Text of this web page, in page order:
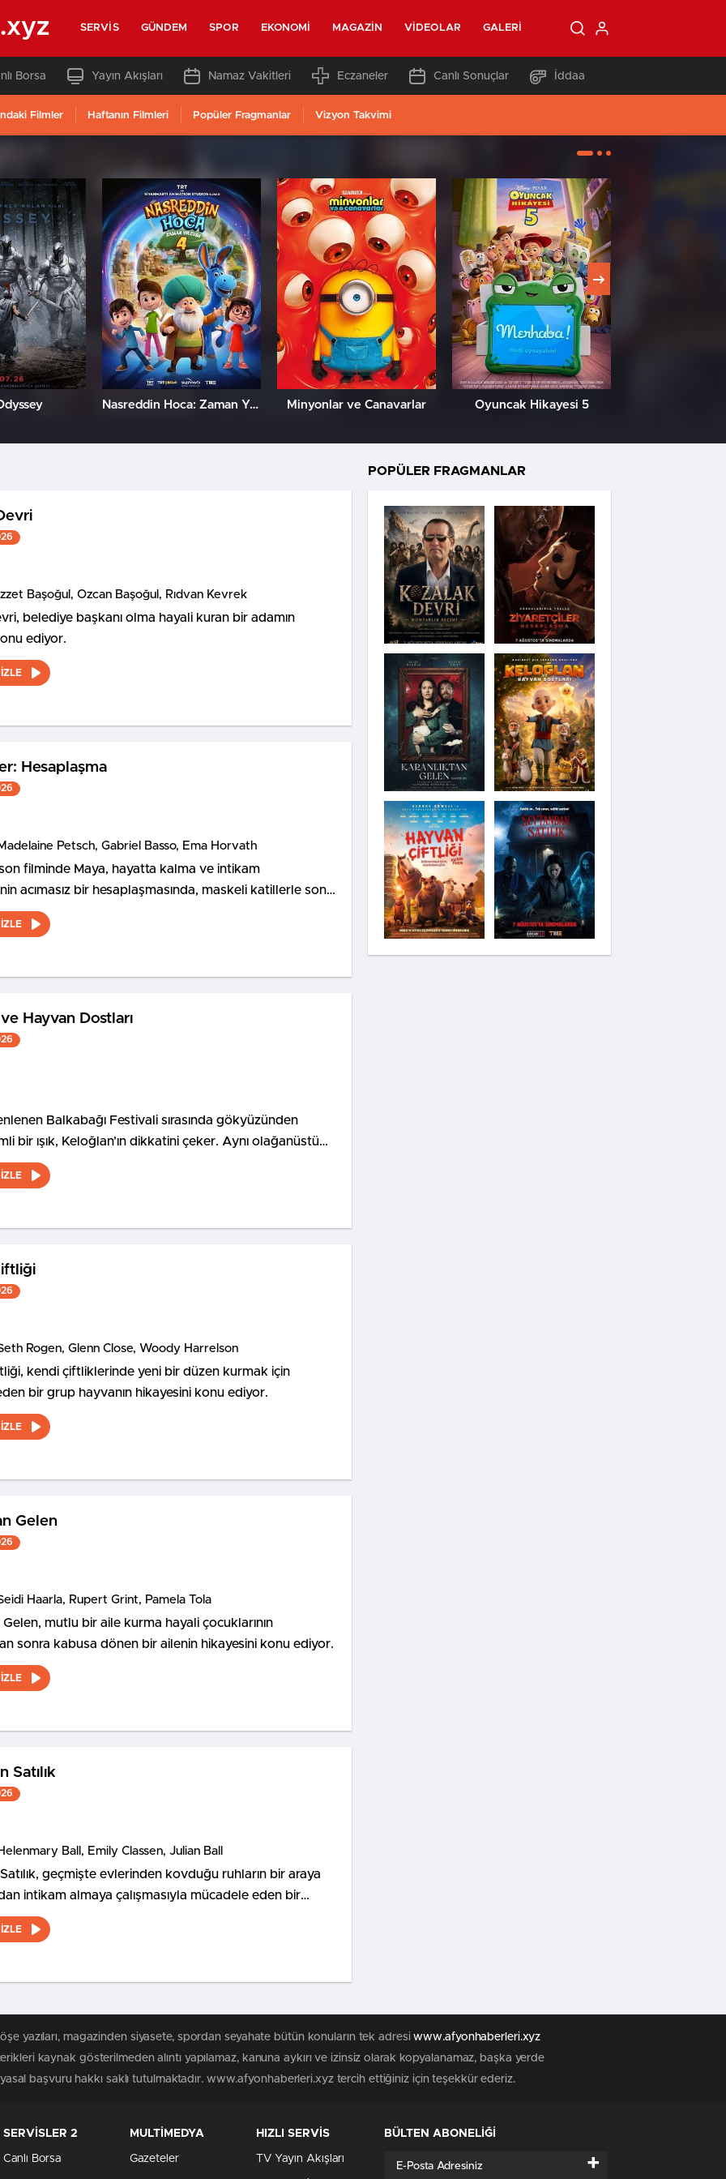
SERVIS GÜNDEM SPOR EKONOMI MAGAZIN VIDEOLAR GALERI
Borsa Yayın Akışları Namaz Vakitleri Eczaneler Canlı Sonuçlar İddaa
Filmler Haftanın Filmleri Popüler Fragmanlar Vizyon Takvimi
Nasreddin Hoca: Zaman Yolcusu 4 Minyonlar ve Canavarlar Oyuncak Hikayesi 5
İzzet Başoğul, Özcan Başoğul, Rıdvan Kevrek
belediye başkanı olma hayali kuran bir adamın
ediyor.
Hesaplaşma
Madelaine Petsch, Gabriel Basso, Ema Horvath
filminde Maya, hayatta kalma ve intikam
acımasız bir hesaplaşmasında, maskeli katillerle son
karşıya geliyor.
Hayvan Dostları
Balkabağı Festivali sırasında gökyüzünden
bir ışık, Keloğlan’ın dikkatini çeker. Aynı olağanüstü
Şatosu’nda yaşayan Tombik Tekir ve Civciv de
Seth Rogen, Glenn Close, Woody Harrelson
kendi çiftliklerinde yeni bir düzen kurmak için
bir grup hayvanın hikayesini konu ediyor.
Gelen
Seidi Haarla, Rupert Grint, Pamela Tola
Gelen, mutlu bir aile kurma hayali çocuklarının
sonra kabusa dönen bir ailenin hikayesini konu ediyor.
Satılık
Helenmary Ball, Emily Classen, Julian Ball
geçmişte evlerinden kovduğu ruhların bir araya
intikam almaya çalışmasıyla mücadele eden bir
hikayesini konu ediyor.
POPÜLER FRAGMANLAR
yazıları, magazinden siyasete, spordan seyahate bütün konuların tek adresiwww.afyonhaberleri.xyz
kaynak gösterilmeden alıntı yapılamaz, kanuna aykırı ve izinsiz olarak kopyalanamaz, başka yerde
başvuru hakkı saklı tutulmaktadır. www.afyonhaberleri.xyz tercih ettiğiniz için teşekkür ederiz.
SERVİSLER 2
Canlı Borsa
MULTİMEDYA
Gazeteler
HIZLI SERVİS
TV Yayın Akışları
BÜLTEN ABONELİĞİ
+